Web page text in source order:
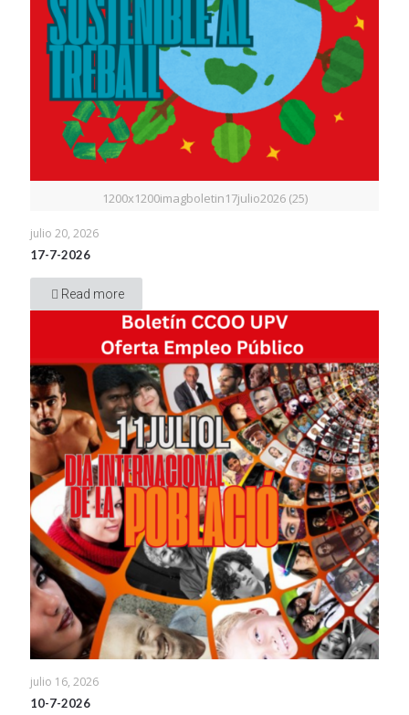
1200x1200imagboletin17julio2026 (25)
julio 20, 2026
17-7-2026
Read more
julio 16, 2026
10-7-2026